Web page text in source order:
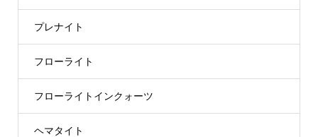
プレナイト
フローライト
フローライトインクォーツ
ヘマタイト